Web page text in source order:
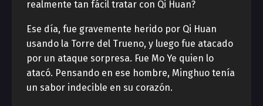
realmente tan fácil tratar con Qi Huan?
Ese día, fue gravemente herido por Qi Huan
usando la Torre del Trueno, y luego fue atacado
por un ataque sorpresa. Fue Mo Ye quien lo
atacó. Pensando en ese hombre, Minghuo tenía
un sabor indecible en su corazón.